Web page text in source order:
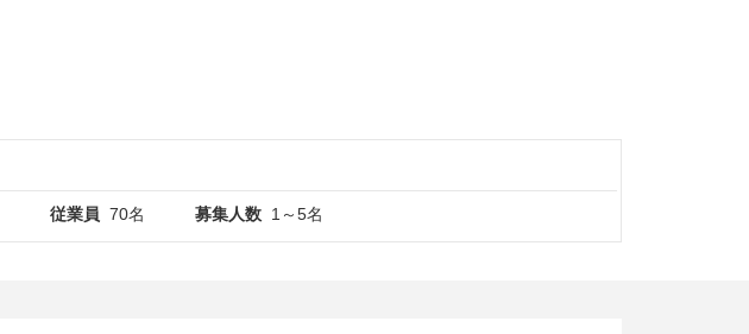
従業員 70名 募集人数 1～5名